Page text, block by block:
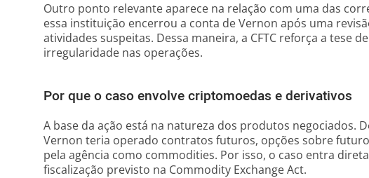
Outro ponto relevante aparece na relação com uma das
essa instituição encerrou a conta de Vernon após uma
atividades suspeitas. Dessa maneira, a CFTC reforça a tese
irregularidade nas operações.
Por que o caso envolve criptomoedas e derivativos
A base da ação está na natureza dos produtos negociados.
Vernon teria operado contratos futuros, opções sobre
pela agência como commodities. Por isso, o caso entra
fiscalização previsto na Commodity Exchange Act.